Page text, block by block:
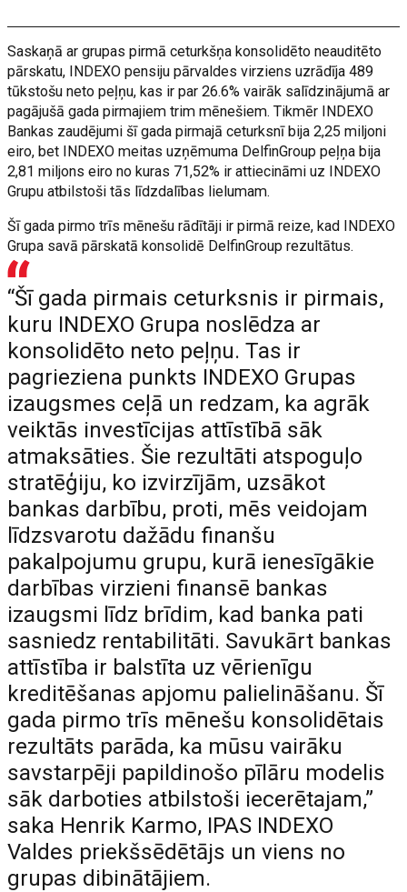
Saskaņā ar grupas pirmā ceturkšņa konsolidēto neauditēto
pārskatu, INDEXO pensiju pārvaldes virziens uzrādīja 489
tūkstošu neto peļņu, kas ir par 26.6% vairāk salīdzinājumā ar
pagājušā gada pirmajiem trim mēnešiem. Tikmēr INDEXO
Bankas zaudējumi šī gada pirmajā ceturksnī bija 2,25 miljoni
eiro, bet INDEXO meitas uzņēmuma DelfinGroup peļņa bija
2,81 miljons eiro no kuras 71,52% ir attiecināmi uz INDEXO
Grupu atbilstoši tās līdzdalības lielumam.
Šī gada pirmo trīs mēnešu rādītāji ir pirmā reize, kad INDEXO
Grupa savā pārskatā konsolidē DelfinGroup rezultātus.
“Šī gada pirmais ceturksnis ir pirmais,
kuru INDEXO Grupa noslēdza ar
konsolidēto neto peļņu. Tas ir
pagrieziena punkts INDEXO Grupas
izaugsmes ceļā un redzam, ka agrāk
veiktās investīcijas attīstībā sāk
atmaksāties. Šie rezultāti atspoguļo
stratēģiju, ko izvirzījām, uzsākot
bankas darbību, proti, mēs veidojam
līdzsvarotu dažādu finanšu
pakalpojumu grupu, kurā ienesīgākie
darbības virzieni finansē bankas
izaugsmi līdz brīdim, kad banka pati
sasniedz rentabilitāti. Savukārt bankas
attīstība ir balstīta uz vērienīgu
kreditēšanas apjomu palielināšanu. Šī
gada pirmo trīs mēnešu konsolidētais
rezultāts parāda, ka mūsu vairāku
savstarpēji papildinošo pīlāru modelis
sāk darboties atbilstoši iecerētajam,”
saka Henrik Karmo, IPAS INDEXO
Valdes priekšsēdētājs un viens no
grupas dibinātājiem.